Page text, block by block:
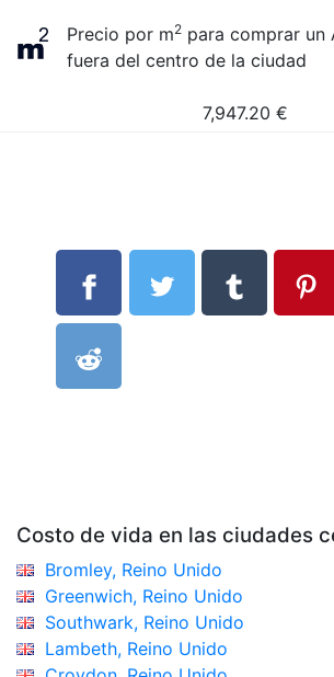
Precio por m2 para comprar un
fuera del centro de la ciudad
7,947.20 €
Costo de vida en las ciudades
Bromley, Reino Unido
Greenwich, Reino Unido
Southwark, Reino Unido
Lambeth, Reino Unido